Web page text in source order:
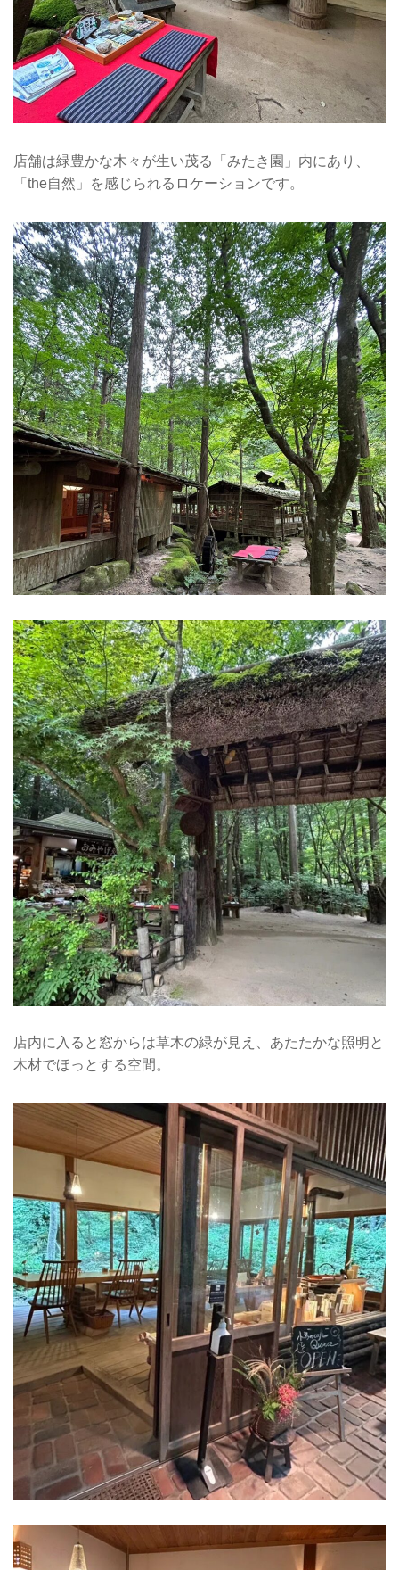
店舗は緑豊かな木々が生い茂る「みたき園」内にあり、
「the自然」を感じられるロケーションです。
店内に入ると窓からは草木の緑が見え、あたたかな照明と
木材でほっとする空間。